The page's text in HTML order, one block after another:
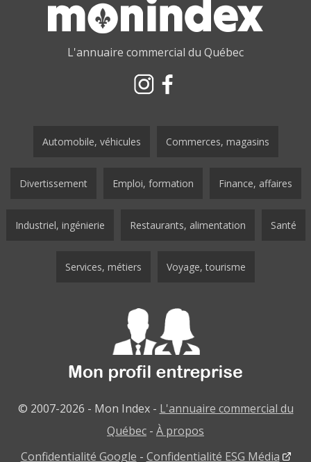
L'annuaire commercial du Québec
Automobile, véhicules Commerces, magasins
Divertissement Emploi, formation Finance, affaires
Industriel, ingénierie Restaurants, alimentation Santé
Services, métiers Voyage, tourisme
© 2007-2026 - Mon Index - L'annuaire commercial du
Québec - À propos
Confidentialité Google - Confidentialité ESG Média